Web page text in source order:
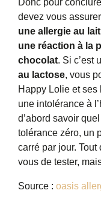
devez vous
une allergie au
une réaction à la
chocolat. Si c’est
au lactose, vous
Happy Lolie et ses
une intolérance à
d’abord savoir
tolérance zéro, un
carré par jour.
vous de tester,
Source : oasis